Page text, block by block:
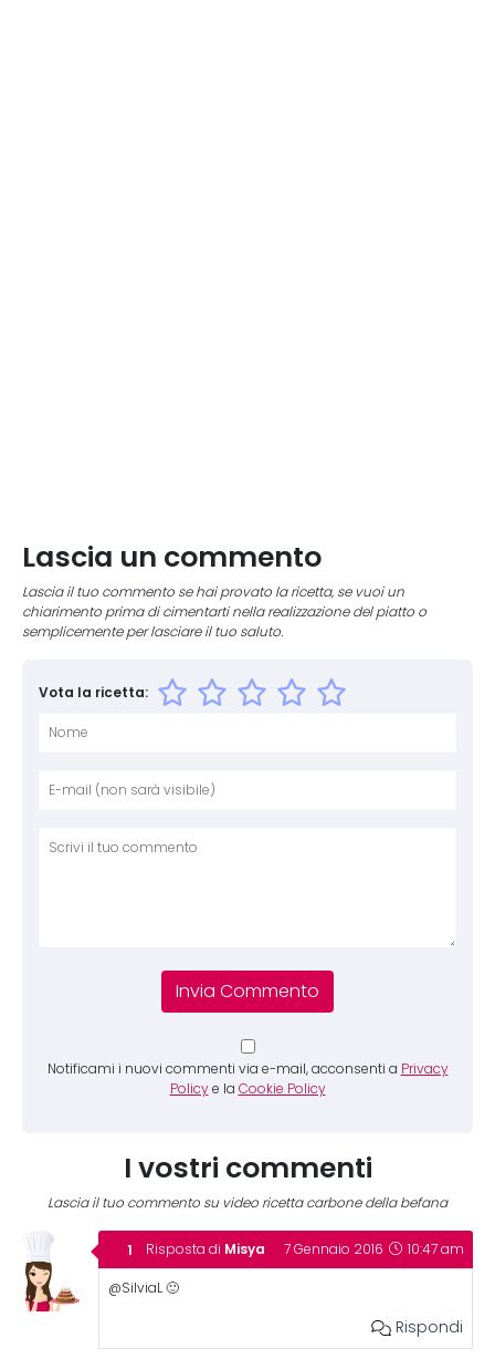
Lascia un commento
Lascia il tuo commento se hai provato la ricetta, se vuoi un
chiarimento prima di cimentarti nella realizzazione del piatto o
semplicemente per lasciare il tuo saluto.
Vota la ricetta:
Notificami i nuovi commenti via e-mail, acconsenti a Privacy
Policy e la Cookie Policy
I vostri commenti
Lascia il tuo commento su video ricetta carbone della befana
Risposta di Misya 7 Gennaio 2016 10:47 am
@SilviaL 🙂
Rispondi